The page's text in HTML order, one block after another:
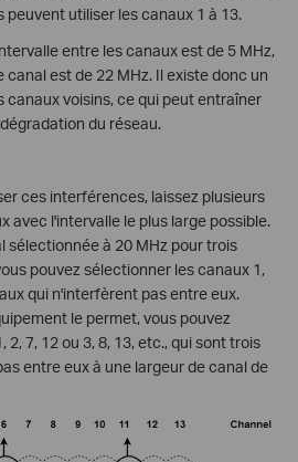
peuvent utiliser les canaux 1 à 13.
entre les canaux est de 5 MHz,
canal est de 22 MHz. Il existe donc un
voisins, ce qui peut entraîner
du réseau.
ces interférences, laissez plusieurs
avec l'intervalle le plus large possible.
sélectionnée à 20 MHz pour trois
pouvez sélectionner les canaux 1,
qui n'interfèrent pas entre eux.
le permet, vous pouvez
7, 12 ou 3, 8, 13, etc., qui sont trois
entre eux à une largeur de canal de